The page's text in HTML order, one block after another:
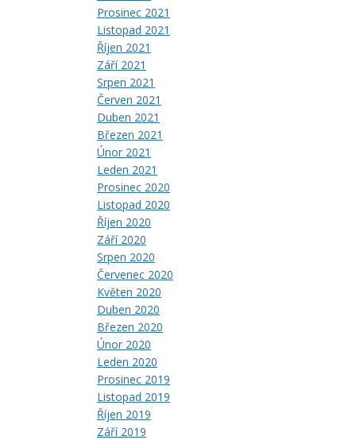
Prosinec 2021
Listopad 2021
Říjen 2021
Září 2021
Srpen 2021
Červen 2021
Duben 2021
Březen 2021
Únor 2021
Leden 2021
Prosinec 2020
Listopad 2020
Říjen 2020
Září 2020
Srpen 2020
Červenec 2020
Květen 2020
Duben 2020
Březen 2020
Únor 2020
Leden 2020
Prosinec 2019
Listopad 2019
Říjen 2019
Září 2019